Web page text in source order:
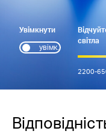
Увімкнути
увімк.
світла
2200-